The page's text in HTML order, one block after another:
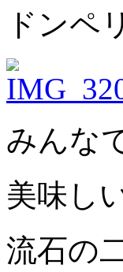
ドンペ
みんな
美味し
流石の